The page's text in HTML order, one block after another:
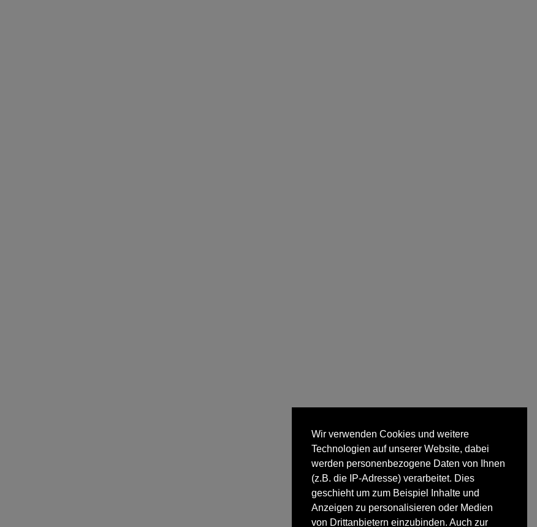
Wir verwenden Cookies und weitere
Technologien auf unserer Website, dabei
werden personenbezogene Daten von Ihnen
(z.B. die IP-Adresse) verarbeitet. Dies
geschieht um zum Beispiel Inhalte und
Anzeigen zu personalisieren oder Medien
von Drittanbietern einzubinden. Auch zur